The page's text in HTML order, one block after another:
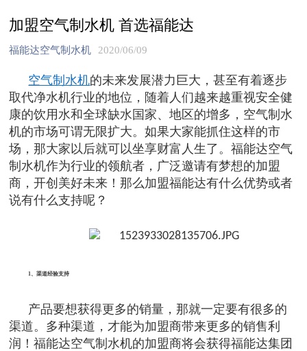
加盟空气制水机 首选福能达
福能达空气制水机 2020/06/09
空气制水机的未来发展潜力巨大，甚至有着逐步
取代净水机行业的地位，随着人们越来越重视安全健
康的饮用水和全球缺水国家、地区的增多，空气制水
机的市场可谓无限扩大。如果大家能抓住这样的市
场，那大家以后就可以坐享财富人生了。福能达空气
制水机作为行业的领航者，广泛邀请有梦想的加盟
商，开创美好未来！那么加盟福能达有什么优势或者
说有什么支持呢？
1、渠道经验支持
产品要想获得更多的销量，那就一定要有很多的
渠道。多种渠道，才能为加盟商带来更多的销售利
润！福能达空气制水机的加盟商将会获得福能达集团